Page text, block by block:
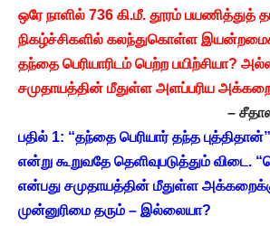
ஒரே நாளில் 736 கி.மீ. தூரம் பயணித்துத்
நிகழ்ச்சிகளில் கலந்துகொள்ள
தந்தை பெரியாரிடம் பெற்ற பயிற்சியா?
சமுதாயத்தின் மீதுள்ள அளப்பரிய
–
பதில் 1: “தந்தை பெரியார் தந்த
என்று கூறுவதே தெளிவுபடுத்தும் விடை.
என்பது சமுதாயத்தின் மீதுள்ள
முன்னுரிமை தரும் – இல்லையா?